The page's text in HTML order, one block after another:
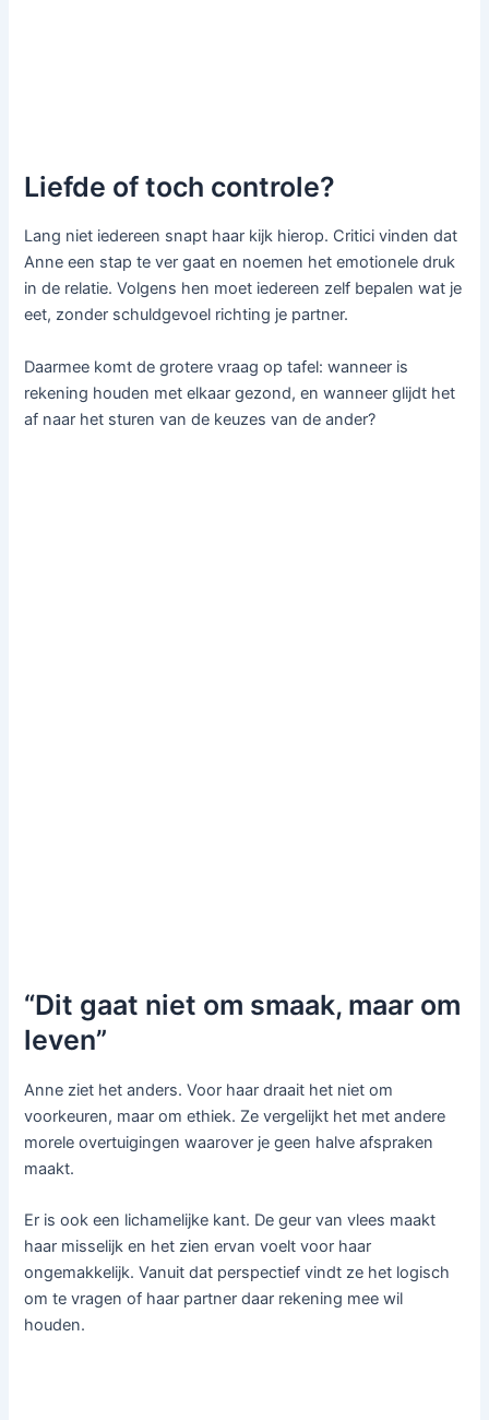
Liefde of toch controle?
Lang niet iedereen snapt haar kijk hierop. Critici vinden dat
Anne een stap te ver gaat en noemen het emotionele druk
in de relatie. Volgens hen moet iedereen zelf bepalen wat je
eet, zonder schuldgevoel richting je partner.
Daarmee komt de grotere vraag op tafel: wanneer is
rekening houden met elkaar gezond, en wanneer glijdt het
af naar het sturen van de keuzes van de ander?
“Dit gaat niet om smaak, maar om
leven”
Anne ziet het anders. Voor haar draait het niet om
voorkeuren, maar om ethiek. Ze vergelijkt het met andere
morele overtuigingen waarover je geen halve afspraken
maakt.
Er is ook een lichamelijke kant. De geur van vlees maakt
haar misselijk en het zien ervan voelt voor haar
ongemakkelijk. Vanuit dat perspectief vindt ze het logisch
om te vragen of haar partner daar rekening mee wil
houden.